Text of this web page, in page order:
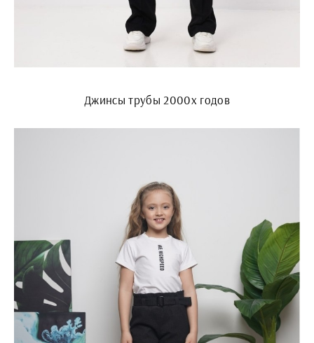
Джинсы трубы 2000х годов